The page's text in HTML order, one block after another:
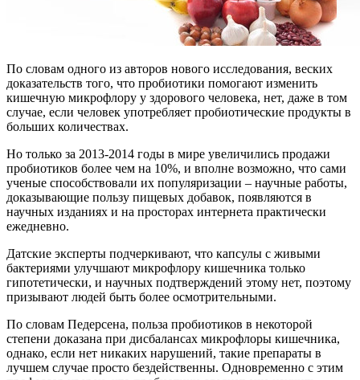
По словам одного из авторов нового исследования, веских
доказательств того, что пробиотики помогают изменить
кишечную микрофлору у здорового человека, нет, даже в том
случае, если человек употребляет пробиотические продукты в
больших количествах.
Но только за 2013-2014 годы в мире увеличились продажи
пробиотиков более чем на 10%, и вполне возможно, что сами
ученые способствовали их популяризации – научные работы,
доказывающие пользу пищевых добавок, появляются в
научных изданиях и на просторах интернета практически
ежедневно.
Датские эксперты подчеркивают, что капсулы с живыми
бактериями улучшают микрофлору кишечника только
гипотетически, и научных подтверждений этому нет, поэтому
призывают людей быть более осмотрительными.
По словам Педерсена, польза пробиотиков в некоторой
степени доказана при дисбалансах микрофлоры кишечника,
однако, если нет никаких нарушений, такие препараты в
лучшем случае просто бездейственны. Одновременно с этим